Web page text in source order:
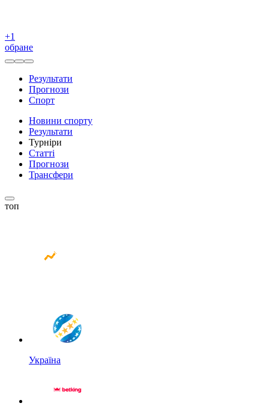
+1
обране
Результати
Прогнози
Спорт
Новини спорту
Результати
Турніри
Статті
Прогнози
Трансфери
топ
Україна